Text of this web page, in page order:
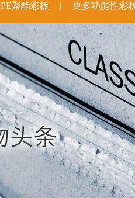
PE聚酯彩板 更多功能性彩